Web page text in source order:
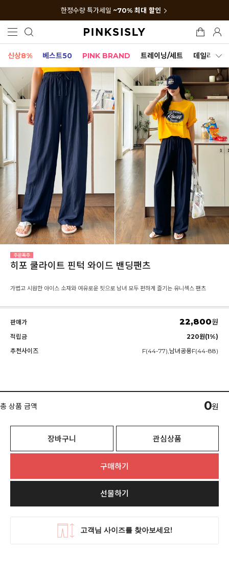
한정수량 특가세일 ~70% 최대 할인
신상8% 베스트50 PINK BRAND 트레이닝/세트 데일리세트
히포 쿨라이트 핀턱 와이드 밴딩팬츠
가볍고 시원한 아이스 소재와 여유로운 핏으로 남녀 모두 편하게 즐기는 유니섹스 팬츠
판매가 22,800원
적립금
220원(1%)
추천사이즈
F(44-77),남녀공용F(44-88)
총 상품 금액 0원
장바구니 관심상품
구매하기
선물하기